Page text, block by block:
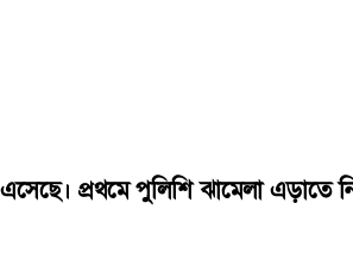
প্রথমে পুলিশি ঝামেলা এড়াতে